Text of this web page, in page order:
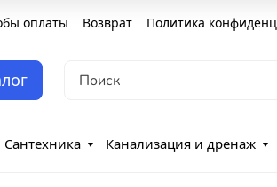
оплаты Возврат Политика
Сантехника Канализация и дренаж